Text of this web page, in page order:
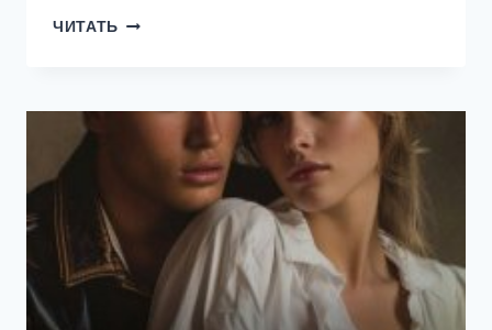
ЧИТАТЬ БОСС